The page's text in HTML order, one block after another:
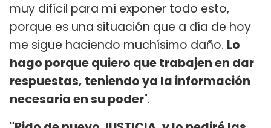
muy difícil para mí exponer todo esto,
porque es una situación que a día de hoy
me sigue haciendo muchísimo daño. Lo
hago porque quiero que trabajen en dar
respuestas, teniendo ya la información
necesaria en su poder".